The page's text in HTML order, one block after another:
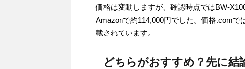
価格は変動しますが、確認時点ではBW-
Amazonで約114,000円でした。価格.comで
載されています。
どちらがおすすめ？先に結